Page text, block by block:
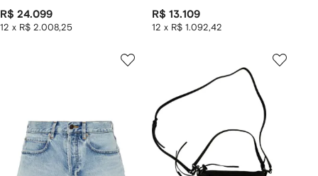
R$ 24.099
12 x R$ 2.008,25
R$ 13.109
12 x R$ 1.092,42